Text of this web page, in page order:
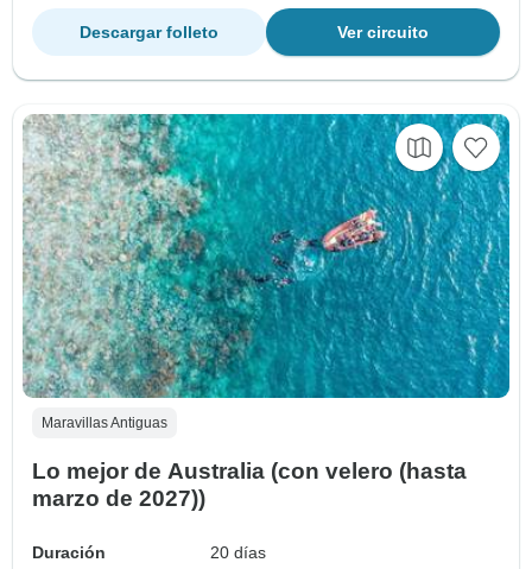
Ver circuito
Descargar folleto
Maravillas Antiguas
Lo mejor de Australia (con velero (hasta
marzo de 2027))
Duración
20 días